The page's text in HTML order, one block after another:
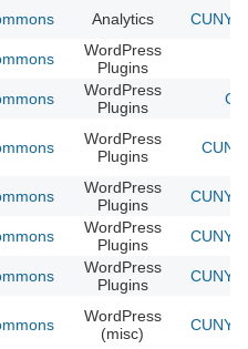
Analytics CUNY
WordPress
Plugins
WordPress
Plugins
WordPress
Plugins
WordPress
Plugins
CUNY
WordPress
Plugins
CUNY
WordPress
Plugins
CUNY
WordPress
(misc)
CUNY